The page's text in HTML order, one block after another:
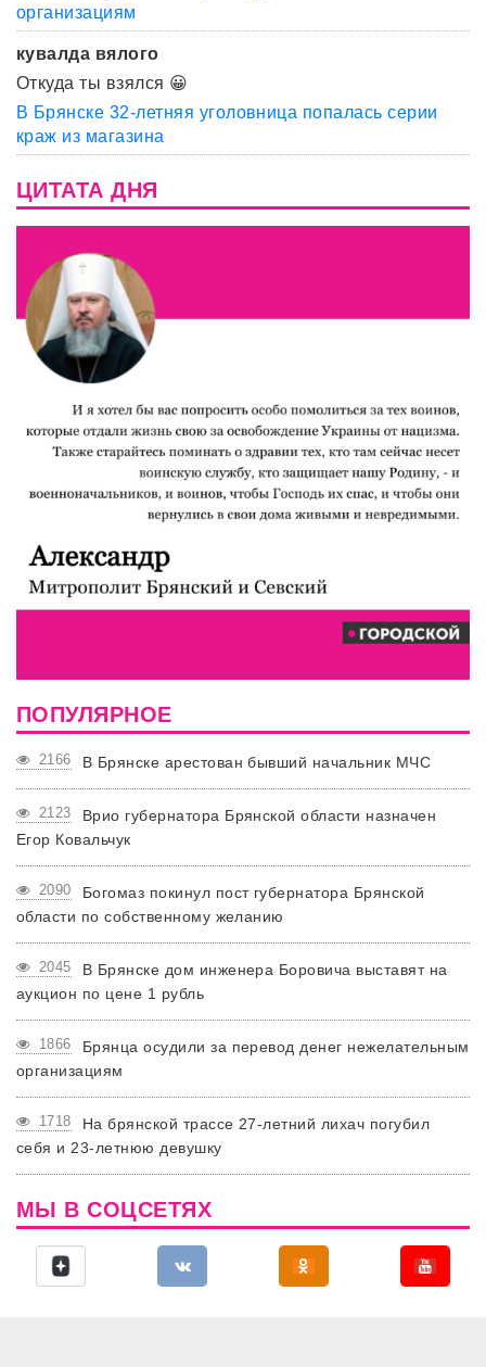
организациям
кувалда вялого
Откуда ты взялся 😀
В Брянске 32-летняя уголовница попалась серии
краж из магазина
ЦИТАТА ДНЯ
ПОПУЛЯРНОЕ
2166 В Брянске арестован бывший начальник МЧС
2123
Врио губернатора Брянской области назначен
Егор Ковальчук
2090
Богомаз покинул пост губернатора Брянской
области по собственному желанию
2045
В Брянске дом инженера Боровича выставят на
аукцион по цене 1 рубль
1866
Брянца осудили за перевод денег нежелательным
организациям
1718
На брянской трассе 27-летний лихач погубил
себя и 23-летнюю девушку
МЫ В СОЦСЕТЯХ